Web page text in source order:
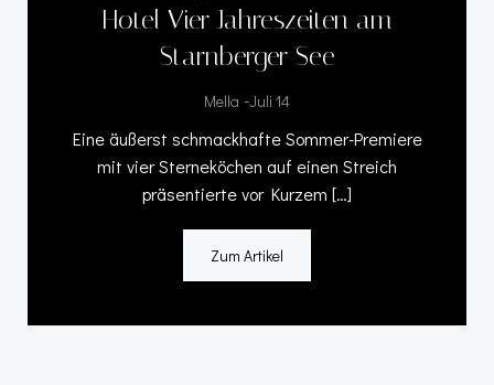
Hotel Vier Jahreszeiten am
Starnberger See
Mella -Juli 14
Eine äußerst schmackhafte Sommer-Premiere
mit vier Sterneköchen auf einen Streich
präsentierte vor Kurzem […]
Zum Artikel